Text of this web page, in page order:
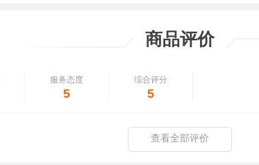
商品评价
服务态度
5
综合评分
5
查看全部评价